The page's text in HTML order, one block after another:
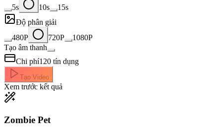
5s
10s
15s
Độ phân giải
480P
720P
1080P
Tạo âm thanh
Chi phí120 tín dụng
Tạo Video
Xem trước kết quả
Zombie Pet